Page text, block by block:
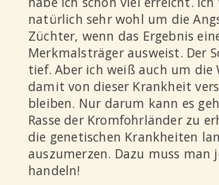
natürlich sehr wohl um die
Züchter, wenn das Ergebnis
Merkmalsträger ausweist. Der
tief. Aber ich weiß auch um die
damit von dieser Krankheit
bleiben. Nur darum kann es
Rasse der Kromfohrländer zu
die genetischen Krankheiten
auszumerzen. Dazu muss man
handeln!